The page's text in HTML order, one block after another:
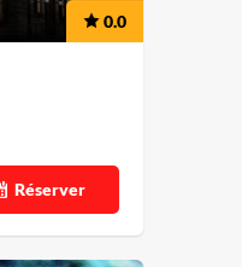
0.0
Réserver